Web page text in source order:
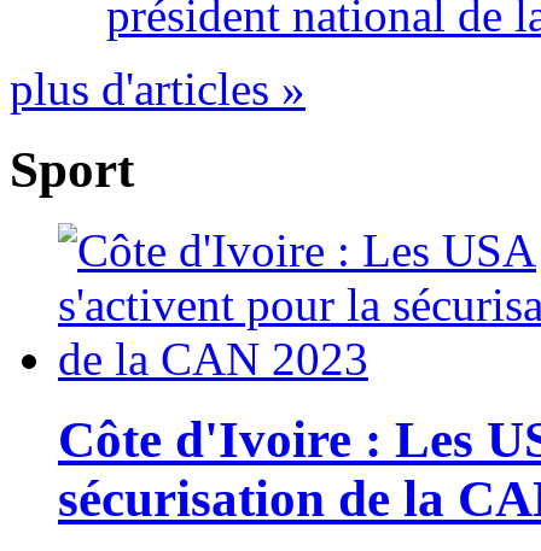
président national de
plus d'articles »
Sport
Côte d'Ivoire : Les
sécurisation de la